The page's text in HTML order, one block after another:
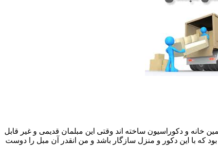
خانه و دکوراسیون ساخته اند وقتی این مبلمان قدیمی و غیر قابل
که با این دکور و منزل سازگار باشد و من انقدر آن مبل را دوست